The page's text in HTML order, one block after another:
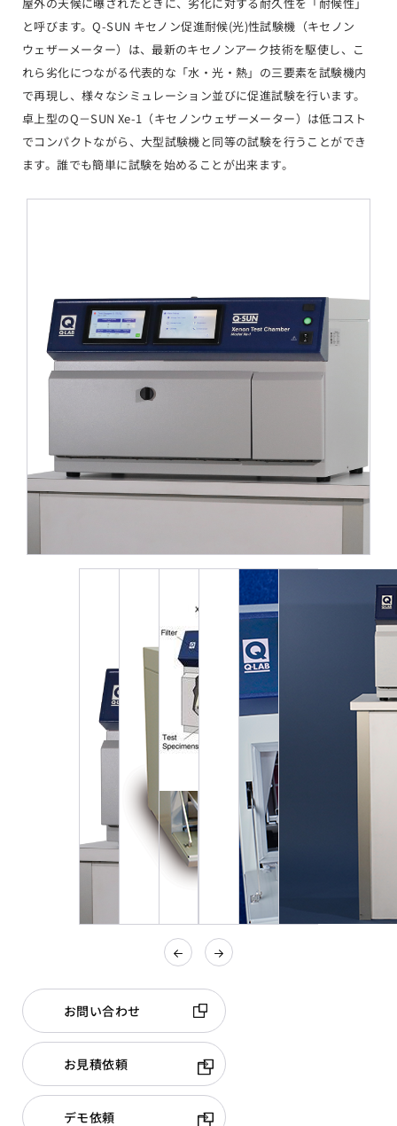
と呼びます。Q-SUN キセノン促進耐候(光)性試験機（キセノン
ウェザーメーター）は、最新のキセノンアーク技術を駆使し、こ
れら劣化につながる代表的な「水・光・熱」の三要素を試験機内
で再現し、様々なシミュレーション並びに促進試験を行います。
卓上型のQ－SUN Xe-1（キセノンウェザーメーター）は低コスト
でコンパクトながら、大型試験機と同等の試験を行うことができ
ます。誰でも簡単に試験を始めることが出来ます。
6件中1件の画像
お問い合わせ
お見積依頼
デモ依頼